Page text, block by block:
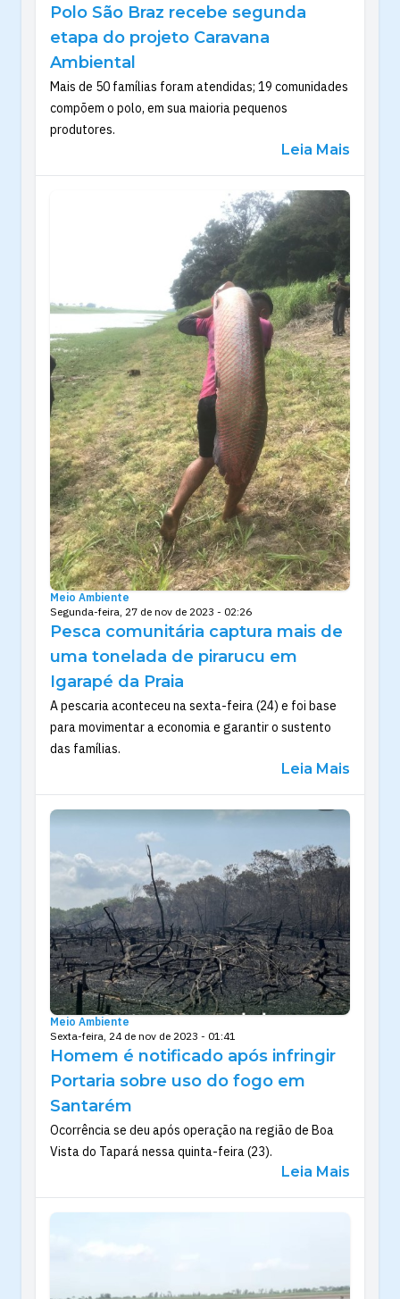
Polo São Braz recebe segunda
etapa do projeto Caravana
Ambiental
Mais de 50 famílias foram atendidas; 19 comunidades
compõem o polo, em sua maioria pequenos
produtores.
Leia Mais
Meio Ambiente
Segunda-feira, 27 de nov de 2023 - 02:26
Pesca comunitária captura mais de
uma tonelada de pirarucu em
Igarapé da Praia
A pescaria aconteceu na sexta-feira (24) e foi base
para movimentar a economia e garantir o sustento
das famílias.
Leia Mais
Meio Ambiente
Sexta-feira, 24 de nov de 2023 - 01:41
Homem é notificado após infringir
Portaria sobre uso do fogo em
Santarém
Ocorrência se deu após operação na região de Boa
Vista do Tapará nessa quinta-feira (23).
Leia Mais